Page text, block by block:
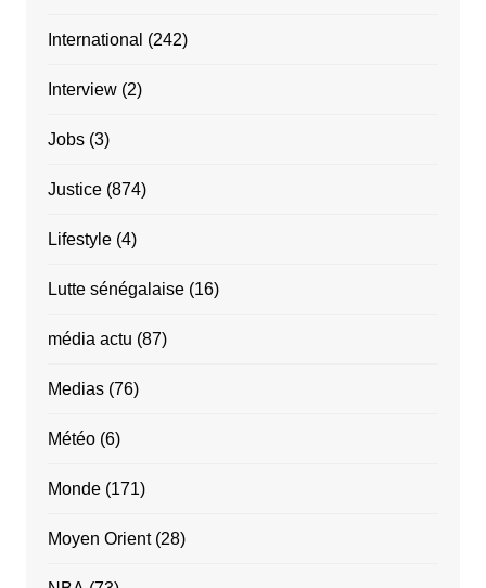
International (242)
Interview(2)
Jobs(3)
Justice(874)
Lifestyle(4)
Lutte sénégalaise(16)
média actu (87)
Medias(76)
Météo(6)
Monde(171)
Moyen Orient(28)